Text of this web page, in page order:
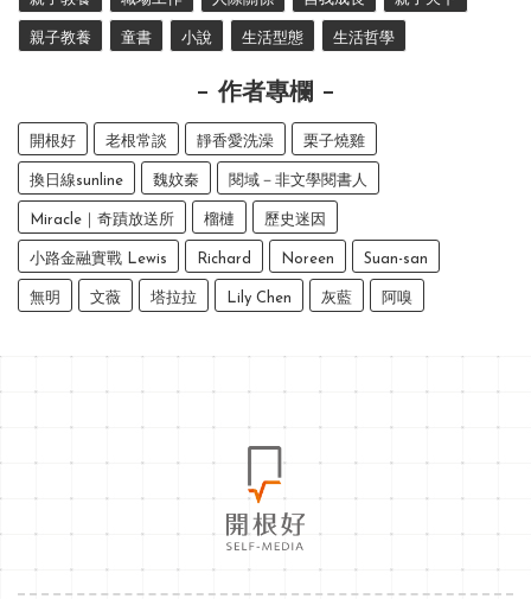
親子教養 童書 小說 生活型態 生活哲學
作者專欄
開根好 老根常談 靜香愛洗澡 栗子燒雞
換日線sunline 魏妏秦 閱域－非文學閱書人
Miracle｜奇蹟放送所 榴槤 歷史迷因
小路金融實戰 Lewis Richard Noreen Suan-san
無明 文薇 塔拉拉 Lily Chen 灰藍 阿嗅